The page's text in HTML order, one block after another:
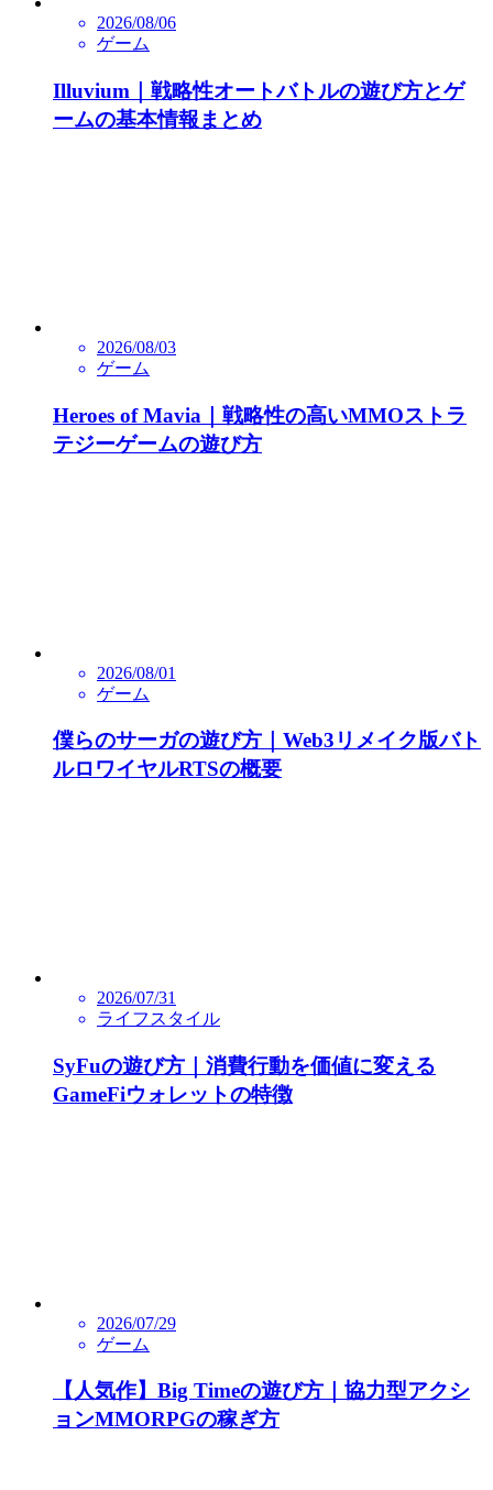
2026/08/06
ゲーム
Illuvium｜戦略性オートバトルの遊び方とゲ
ームの基本情報まとめ
2026/08/03
ゲーム
Heroes of Mavia｜戦略性の高いMMOストラ
テジーゲームの遊び方
2026/08/01
ゲーム
僕らのサーガの遊び方｜Web3リメイク版バト
ルロワイヤルRTSの概要
2026/07/31
ライフスタイル
SyFuの遊び方｜消費行動を価値に変える
GameFiウォレットの特徴
2026/07/29
ゲーム
【人気作】Big Timeの遊び方｜協力型アクシ
ョンMMORPGの稼ぎ方